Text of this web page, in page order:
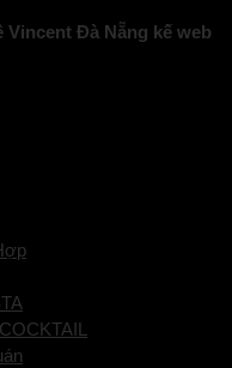
Vincent Đà Nẵng kế web